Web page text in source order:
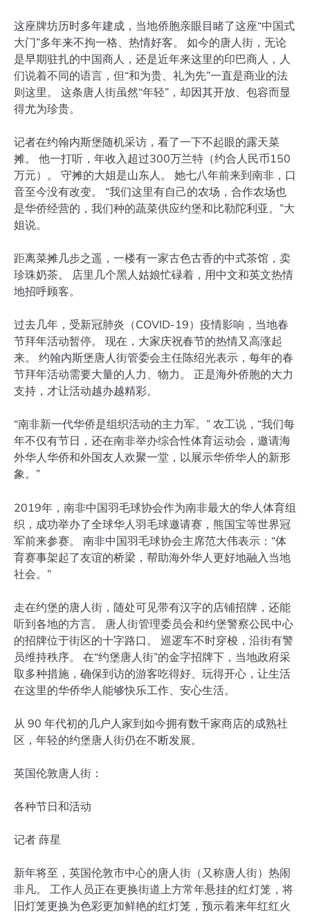
这座牌坊历时多年建成，当地侨胞亲眼目睹了这座“中国式
大门”多年来不拘一格、热情好客。 如今的唐人街，无论
是早期驻扎的中国商人，还是近年来这里的印巴商人，人
们说着不同的语言，但“和为贵、礼为先”一直是商业的法
则这里。 这条唐人街虽然“年轻”，却因其开放、包容而显
得尤为珍贵。
记者在约翰内斯堡随机采访，看了一下不起眼的露天菜
摊。 他一打听，年收入超过300万兰特（约合人民币150
万元）。 守摊的大姐是山东人。 她七八年前来到南非，口
音至今没有改变。 “我们这里有自己的农场，合作农场也
是华侨经营的，我们种的蔬菜供应约堡和比勒陀利亚。”大
姐说。
距离菜摊几步之遥，一楼有一家古色古香的中式茶馆，卖
珍珠奶茶。 店里几个黑人姑娘忙碌着，用中文和英文热情
地招呼顾客。
过去几年，受新冠肺炎（COVID-19）疫情影响，当地春
节拜年活动暂停。 现在，大家庆祝春节的热情又高涨起
来。 约翰内斯堡唐人街管委会主任陈绍光表示，每年的春
节拜年活动需要大量的人力、物力。 正是海外侨胞的大力
支持，才让活动越办越精彩。
“南非新一代华侨是组织活动的主力军。” 农工说，“我们每
年不仅有节日，还在南非举办综合性体育运动会，邀请海
外华人华侨和外国友人欢聚一堂，以展示华侨华人的新形
象。”
2019年，南非中国羽毛球协会作为南非最大的华人体育组
织，成功举办了全球华人羽毛球邀请赛，熊国宝等世界冠
军前来参赛。 南非中国羽毛球协会主席范大伟表示：“体
育赛事架起了友谊的桥梁，帮助海外华人更好地融入当地
社会。”
走在约堡的唐人街，随处可见带有汉字的店铺招牌，还能
听到各地的方言。 唐人街管理委员会和约堡警察公民中心
的招牌位于街区的十字路口。 巡逻车不时穿梭，沿街有警
员维持秩序。 在“约堡唐人街”的金字招牌下，当地政府采
取多种措施，确保到访的游客吃得好、玩得开心，让生活
在这里的华侨华人能够快乐工作、安心生活。
从 90 年代初的几户人家到如今拥有数千家商店的成熟社
区，年轻的约堡唐人街仍在不断发展。
英国伦敦唐人街：
各种节日和活动
记者 薛星
新年将至，英国伦敦市中心的唐人街（又称唐人街）热闹
非凡。 工作人员正在更换街道上方常年悬挂的红灯笼，将
旧灯笼更换为色彩更加鲜艳的红灯笼，预示着来年红红火